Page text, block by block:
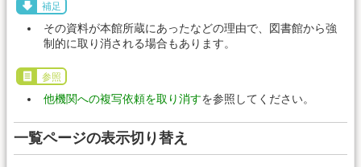
補足
その資料が本館所蔵にあったなどの理由で、図書館から強
制的に取り消される場合もあります。
参照
他機関への複写依頼を取り消すを参照してください。
一覧ページの表示切り替え